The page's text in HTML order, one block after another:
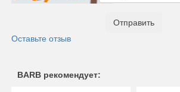
Отправить
Оставьте отзыв
BARB рекомендует: